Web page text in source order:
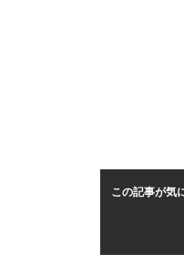
この記事が気